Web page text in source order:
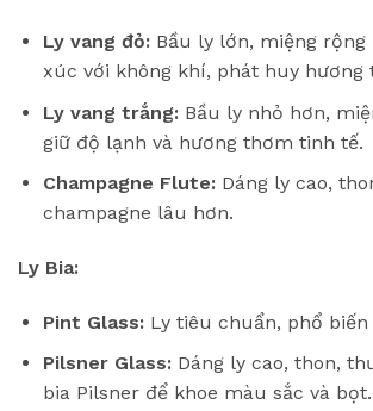
Ly vang đỏ:Bầu ly lớn, miệng rộng
xúc với không khí, phát huy hương
Ly vang trắng:Bầu ly nhỏ hơn,
giữ độ lạnh và hương thơm tinh tế.
Champagne Flute:Dáng ly cao,
champagne lâu hơn.
Ly Bia:
Pint Glass:Ly tiêu chuẩn, phổ biến
Pilsner Glass:Dáng ly cao, thon,
bia Pilsner để khoe màu sắc và bọt.